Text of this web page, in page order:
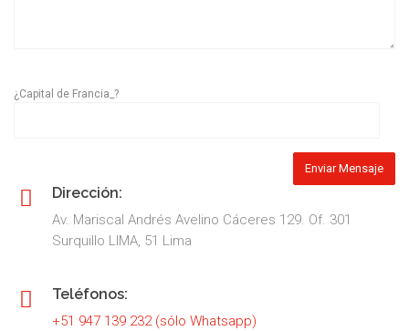
¿Capital de Francia_?
Dirección:
Av. Mariscal Andrés Avelino Cáceres 129. Of. 301
Surquillo LIMA, 51 Lima
Teléfonos:
+51 947 139 232 (sólo Whatsapp)